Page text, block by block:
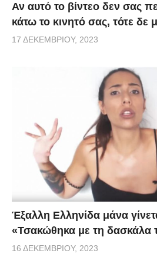
Αν αυτό το βίντεο δεν σας
κάτω το κινητό σας, τότε δε
17 ΔΕΚΕΜΒΡΊΟΥ, 2023
Έξαλλη Ελληνίδα μάνα
«Τσακώθηκα με τη δασκάλα
16 ΔΕΚΕΜΒΡΊΟΥ, 2023